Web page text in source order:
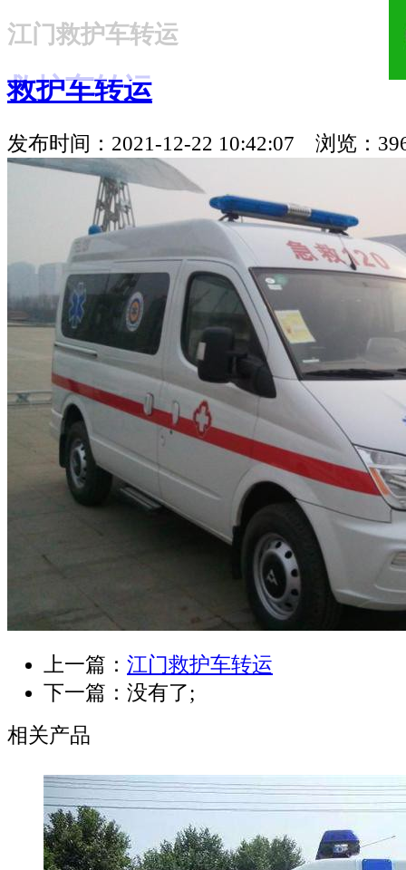
18321810781
江门救护车转运
救护车转运
发布时间：2021-12-22 10:42:07 浏览：
上一篇： 江门救护车转运
下一篇：没有了;
相关产品